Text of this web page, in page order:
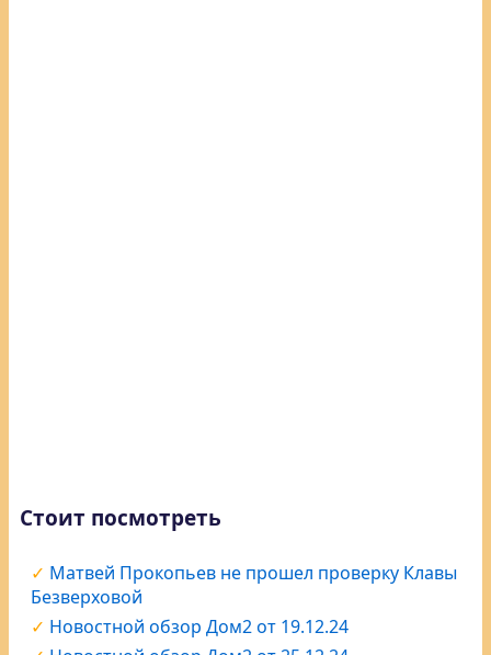
Стоит посмотреть
Матвей Прокопьев не прошел проверку Клавы
Безверховой
Новостной обзор Дом2 от 19.12.24